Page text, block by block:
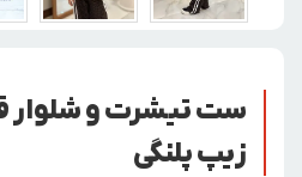
ست تیشرت و شلوار
زیپ پلنگی